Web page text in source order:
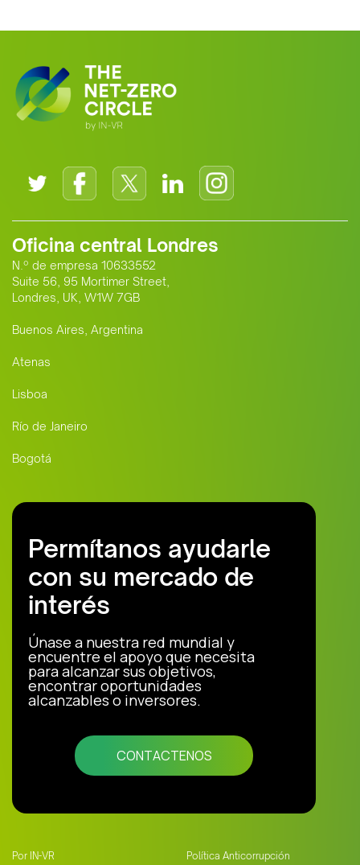
Oficina central Londres
N.º de empresa 10633552
Suite 56, 95 Mortimer Street,
Londres, UK, W1W 7GB
Buenos Aires, Argentina
Atenas
Lisboa
Río de Janeiro
Bogotá
Permítanos ayudarle
con su mercado de
interés
Únase a nuestra red mundial y
encuentre el apoyo que necesita
para alcanzar sus objetivos,
encontrar oportunidades
alcanzables o inversores.
CONTACTENOS
Por IN-VR Política Anticorrupción